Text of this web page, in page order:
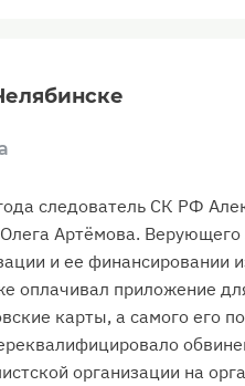
следователь СК РФ
Артёмова. Верующего
и ее финансировании
оплачивал приложение
карты, а самого его
организации на